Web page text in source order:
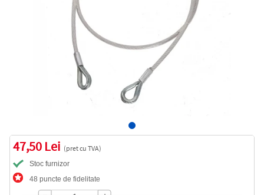
47,50 Lei (pret cu TVA)
Stoc furnizor
48 puncte de fidelitate